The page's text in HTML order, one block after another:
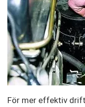
För mer effektiv